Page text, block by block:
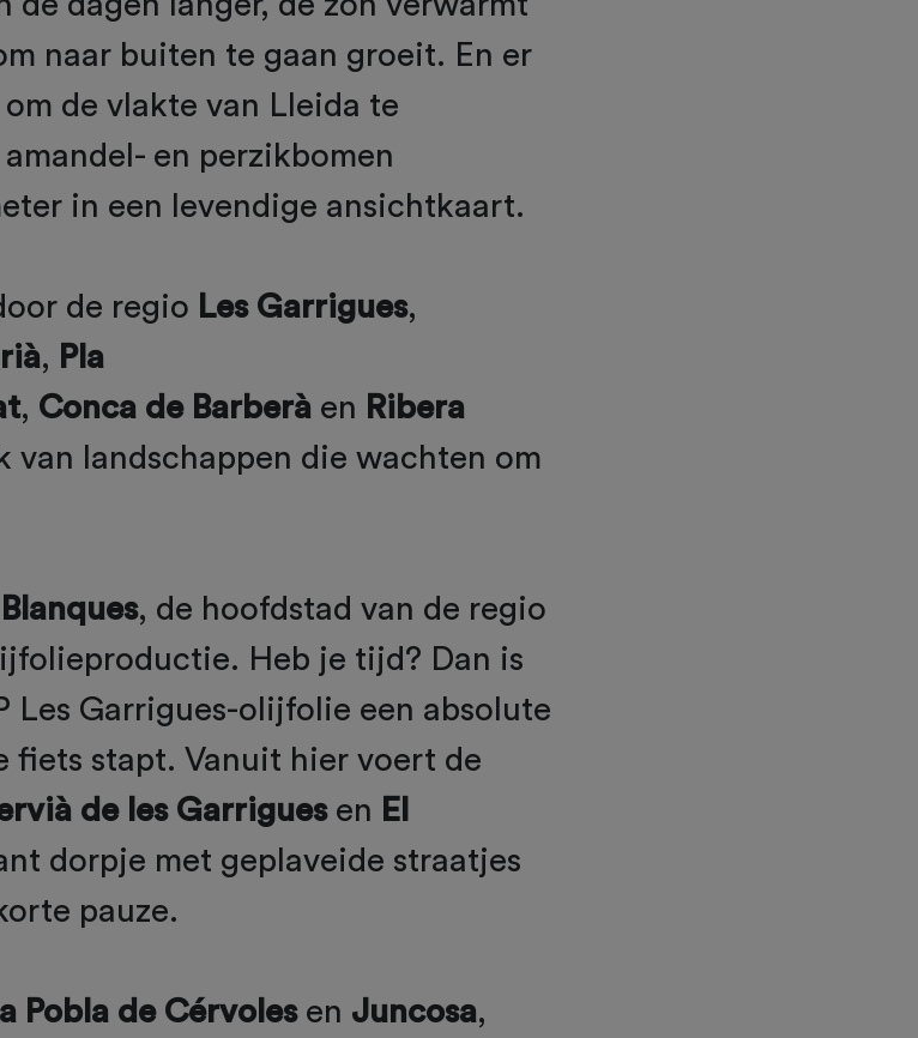
naar buiten te gaan groeit. En er
de vlakte van Lleida te
en perzikbomen
in een levendige ansichtkaart.
de regio Les Garrigues,
, Pla
, Conca de Barberà en Ribera
landschappen die wachten om
, de hoofdstad van de regio
Heb je tijd? Dan is
Les Garrigues-olijfolie een absolute
fiets stapt. Vanuit hier voert de
de les Garriguesen El
dorpje met geplaveide straatjes
pauze.
Pobla de Cérvolesen Juncosa,